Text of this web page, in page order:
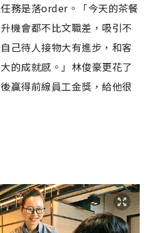
務是落order。「今天的茶餐
機會都不比文職差，吸引不
己待人接物大有進步，和客
的成就感。」林俊豪更花了
贏得前線員工金獎，給他很